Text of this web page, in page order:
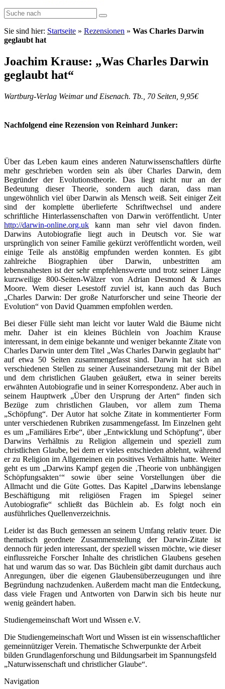
Sie sind hier: Startseite » Rezensionen » Was Charles Darwin
geglaubt hat
Joachim Krause: „Was Charles Darwin
geglaubt hat“
Wartburg-Verlag Weimar und Eisenach. Tb., 70 Seiten, 9,95€
Nachfolgend eine Rezension von Reinhard Junker:
Über das Leben kaum eines anderen Naturwissenschaftlers dürfte
mehr geschrieben worden sein als über Charles Darwin, dem
Begründer der Evolutionstheorie. Das liegt nicht nur an der
Bedeutung dieser Theorie, sondern auch daran, dass man
ungewöhnlich viel über Darwin als Mensch weiß. Seit einiger Zeit
sind der komplette überlieferte Schriftwechsel und andere
schriftliche Hinterlassenschaften von Darwin veröffentlicht. Unter
http://darwin-online.org.uk kann man sehr viel davon finden.
Darwins Autobiografie liegt auch in Deutsch vor. Sie war
ursprünglich von seiner Familie gekürzt veröffentlicht worden, weil
einige Teile als anstößig empfunden werden konnten. Es gibt
zahlreiche Biographien über Darwin, unbestritten am
lebensnahesten ist der sehr empfehlenswerte und trotz seiner Länge
kurzweilige 800-Seiten-Wälzer von Adrian Desmond & James
Moore. Wem dieser Lesestoff zuviel ist, kann auch das Buch
„Charles Darwin: Der große Naturforscher und seine Theorie der
Evolution“ von David Quammen empfohlen werden.
Bei dieser Fülle sieht man leicht vor lauter Wald die Bäume nicht
mehr. Daher ist ein kleines Büchlein von Joachim Krause
interessant, in dem einige bekannte und weniger bekannte Zitate von
Charles Darwin unter dem Titel „Was Charles Darwin geglaubt hat“
auf etwa 50 Seiten zusammengefasst sind. Darwin hat sich an
verschiedenen Stellen zu seiner Auseinandersetzung mit der Bibel
und dem christlichen Glauben geäußert, etwa in seiner bereits
erwähnten Autobiografie und in seiner Korrespondenz. Aber auch in
seinem Hauptwerk „Über den Ursprung der Arten“ finden sich
Bezüge zum christlichen Glauben, vor allem zum Thema
„Schöpfung“. Der Autor hat solche Zitate in kommentierter Form
unter verschiedenen Rubriken zusammengefasst. Im Einzelnen geht
es um „Familiäres Erbe“, über „Entwicklung und Schöpfung“, über
Darwins Verhältnis zu Religion allgemein und speziell zum
christlichen Glaube, bei dem er vieles entschieden ablehnt, während
er zu Religion im Allgemeinen ein positives Verhältnis hatte. Weiter
geht es um „Darwins Kampf gegen die ‚Theorie von unbhängigen
Schöpfungsakten‘“ sowie über seine Vorstellungen über die
Allmacht und die Güte Gottes. Das Kapitel „Darwins lebenslange
Beschäftigung mit religiösen Fragen im Spiegel seiner
Autobiografie“ schließt das Büchlein ab. Es folgt noch ein
ausführliches Quellenverzeichnis.
Leider ist das Buch gemessen an seinem Umfang relativ teuer. Die
thematisch geordnete Zusammenstellung der Darwin-Zitate ist
dennoch für jeden interessant, der speziell wissen möchte, wie dieser
einflussreiche Forscher Inhalte des christlichen Glaubens gesehen
hat und warum das so war. Das Büchlein gibt damit durchaus auch
Anregungen, über die eigenen Glaubensüberzeugungen und ihre
Begründung nachzudenken. Außerdem macht man die Entdeckung,
dass viele Fragen und Antworten von Darwin sich bis heute nur
wenig geändert haben.
Studiengemeinschaft Wort und Wissen e.V.
Die Studiengemeinschaft Wort und Wissen ist ein wissenschaftlicher
gemeinnütziger Verein. Thematische Schwerpunkte der Arbeit
bilden Grundlagenforschung und Bildungsarbeit im Spannungsfeld
„Naturwissenschaft und christlicher Glaube“.
Navigation